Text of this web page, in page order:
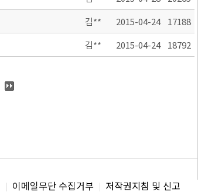
김** 2015-04-24
17188
김** 2015-04-24 18792
이메일무단 수집거부 저작권지침 및 신고